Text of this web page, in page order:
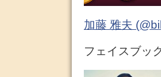
加藤 雅夫
フェイスブッ